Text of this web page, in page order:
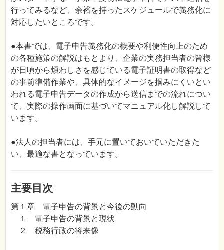
行ってみるなど、余裕を持ったスケジュールで義務化に
対応したいところです。
●本書では、電子申告義務化の概要や利便性向上のため
の各種施策の解説はもとより、企業の実務担当者の皆様
が日頃から煩わしさを感じている電子証明書の取得など
の事前準備作業や、具体的なイメージを掴みにくいとい
われる電子申告データの作成から送信までの流れについ
て、実際の操作画面に基づいてマニュアル化し解説して
います。
●法人の担当者には、手元に置いておいていただきた
い、最適な書となっています。
主要目次
第１章 電子申告の背景と今後の動向
１ 電子申告の背景と現状
２ 税務行政の将来像